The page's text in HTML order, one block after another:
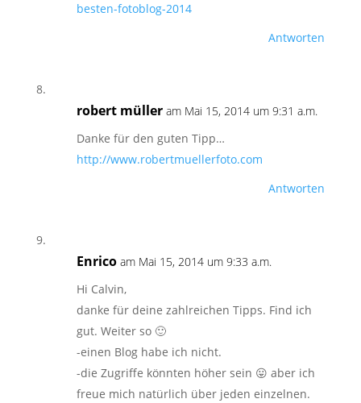
besten-fotoblog-2014
Antworten
robert müller am Mai 15, 2014 um 9:31 a.m.
Danke für den guten Tipp…
http://www.robertmuellerfoto.com
Antworten
Enrico am Mai 15, 2014 um 9:33 a.m.
Hi Calvin,
danke für deine zahlreichen Tipps. Find ich
gut. Weiter so 🙂
-einen Blog habe ich nicht.
-die Zugriffe könnten höher sein 😛 aber ich
freue mich natürlich über jeden einzelnen.